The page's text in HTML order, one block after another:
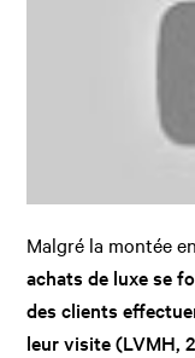
Malgré la montée
achats de luxe se
des clients
leur visite (LVMH,